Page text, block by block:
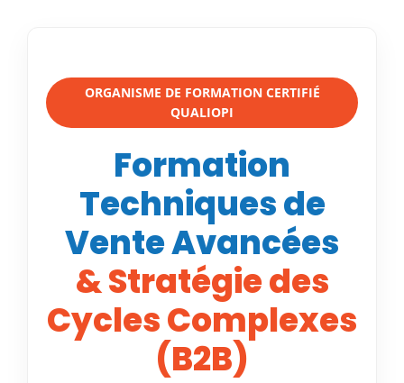
ORGANISME DE FORMATION CERTIFIÉ
QUALIOPI
Formation
Techniques de
Vente Avancées
& Stratégie des
Cycles Complexes
(B2B)